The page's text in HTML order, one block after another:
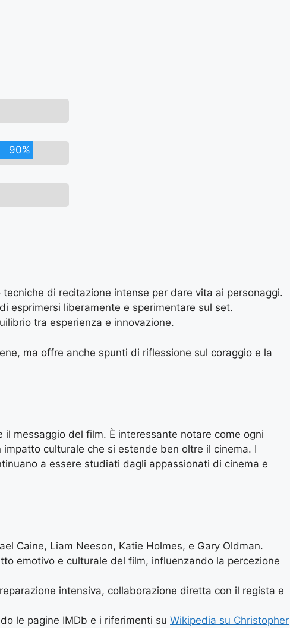
90%
di recitazione intense per dare vita ai personaggi.
esprimersi liberamente e sperimentare sul set.
tra esperienza e innovazione.
ma offre anche spunti di riflessione sul coraggio e la
messaggio del film. È interessante notare come ogni
culturale che si estende ben oltre il cinema. I
a essere studiati dagli appassionati di cinema e
Caine, Liam Neeson, Katie Holmes, e Gary Oldman.
emotivo e culturale del film, influenzando la percezione
intensiva, collaborazione diretta con il regista e
le pagine IMDb e i riferimenti su Wikipedia su Christopher